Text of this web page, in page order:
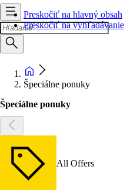
Preskočiť na hlavný obsah
Preskočiť na vyhľadávanie
Špeciálne ponuky
Špeciálne ponuky
All Offers